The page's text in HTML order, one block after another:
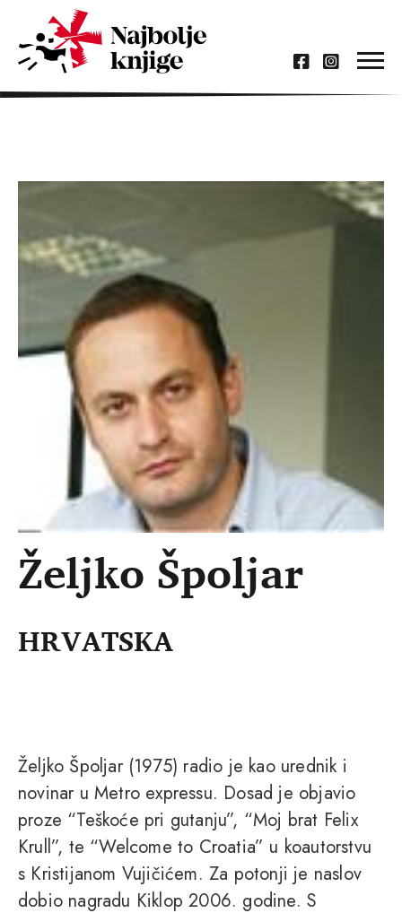
Željko Špoljar
HRVATSKA
Željko Špoljar (1975) radio je kao urednik i
novinar u Metro expressu. Dosad je objavio
proze “Teškoće pri gutanju”, “Moj brat Felix
Krull”, te “Welcome to Croatia” u koautorstvu
s Kristijanom Vujičićem. Za potonji je naslov
dobio nagradu Kiklop 2006. godine. S